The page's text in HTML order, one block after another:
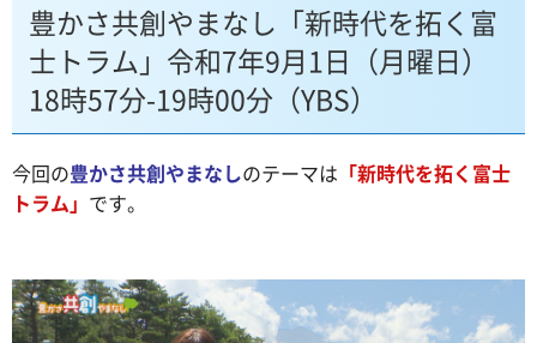
豊かさ共創やまなし「新時代を拓く富
士トラム」令和7年9月1日（月曜日）
18時57分-19時00分（YBS）
今回の豊かさ共創やまなしのテーマは 「新時代を拓く富士
トラム」 です。